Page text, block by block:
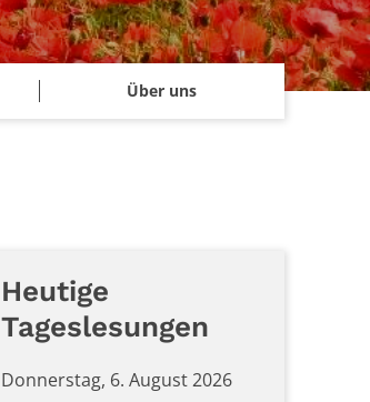
Über uns
Heutige
Tageslesungen
Donnerstag, 6. August 2026